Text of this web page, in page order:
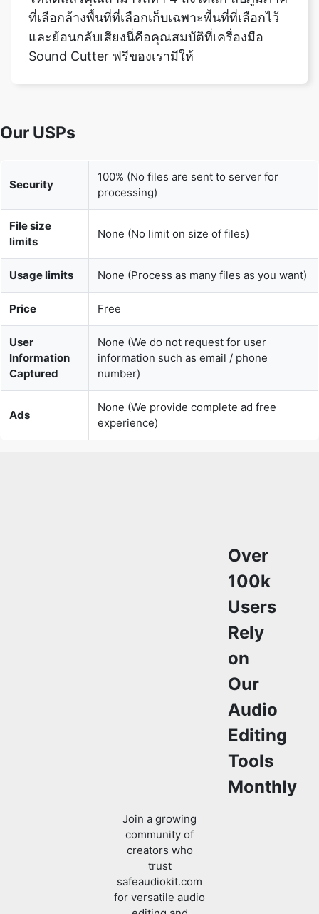
limits
None (No limit on size of files)
Usage limits None (Process as many files as you want)
Price
User
Information
Captured
None (We do not request for user
information such as email / phone
number)
Ads
None (We provide complete ad free
experience)
Rely
on
Our
Audio
Editing
Tools
Monthly
safeaudiokit.com
for versatile audio
editing and
processing
solutions.